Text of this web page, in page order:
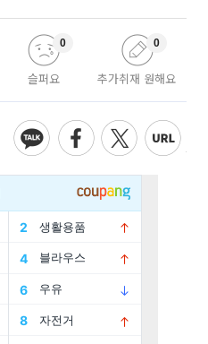
슬퍼요
0
추가취재 원해요
0